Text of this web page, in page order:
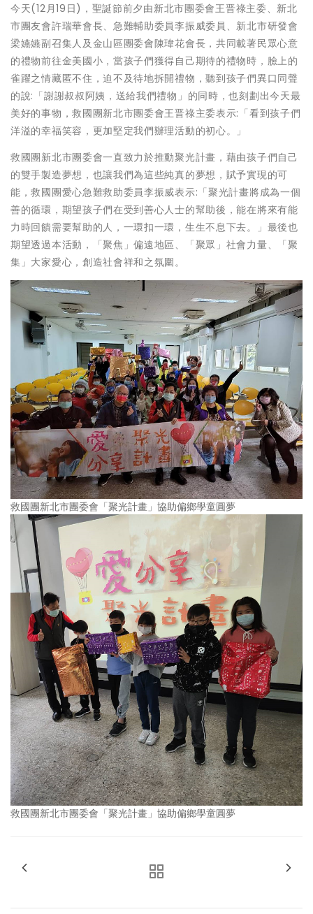
今天(12月19日)，聖誕節前夕由新北市團委會王晋祿主委、新北
市團友會許瑞華會長、急難輔助委員李振威委員、新北市研發會
梁嬿嬿副召集人及金山區團委會陳瑋花會長，共同載著民眾心意
的禮物前往金美國小，當孩子們獲得自己期待的禮物時，臉上的
雀躍之情藏匿不住，迫不及待地拆開禮物，聽到孩子們異口同聲
的說:「謝謝叔叔阿姨，送給我們禮物」的同時，也刻劃出今天最
美好的事物，救國團新北市團委會王晋祿主委表示:「看到孩子們
洋溢的幸福笑容，更加堅定我們辦理活動的初心。」
救國團新北市團委會一直致力於推動聚光計畫，藉由孩子們自己
的雙手製造夢想，也讓我們為這些純真的夢想，賦予實現的可
能，救國團愛心急難救助委員李振威表示:「聚光計畫將成為一個
善的循環，期望孩子們在受到善心人士的幫助後，能在將來有能
力時回饋需要幫助的人，一環扣一環，生生不息下去。」最後也
期望透過本活動，「聚焦」偏遠地區、「聚眾」社會力量、「聚
集」大家愛心，創造社會祥和之氛圍。
救國團新北市團委會「聚光計畫」協助偏鄉學童圓夢
救國團新北市團委會「聚光計畫」協助偏鄉學童圓夢